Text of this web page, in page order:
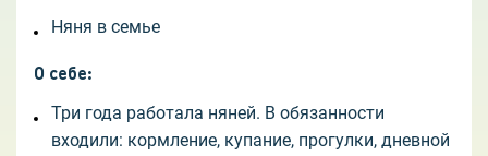
Няня в семье
О себе:
Три года работала няней. В обязанности
входили: кормление, купание, прогулки, дневной